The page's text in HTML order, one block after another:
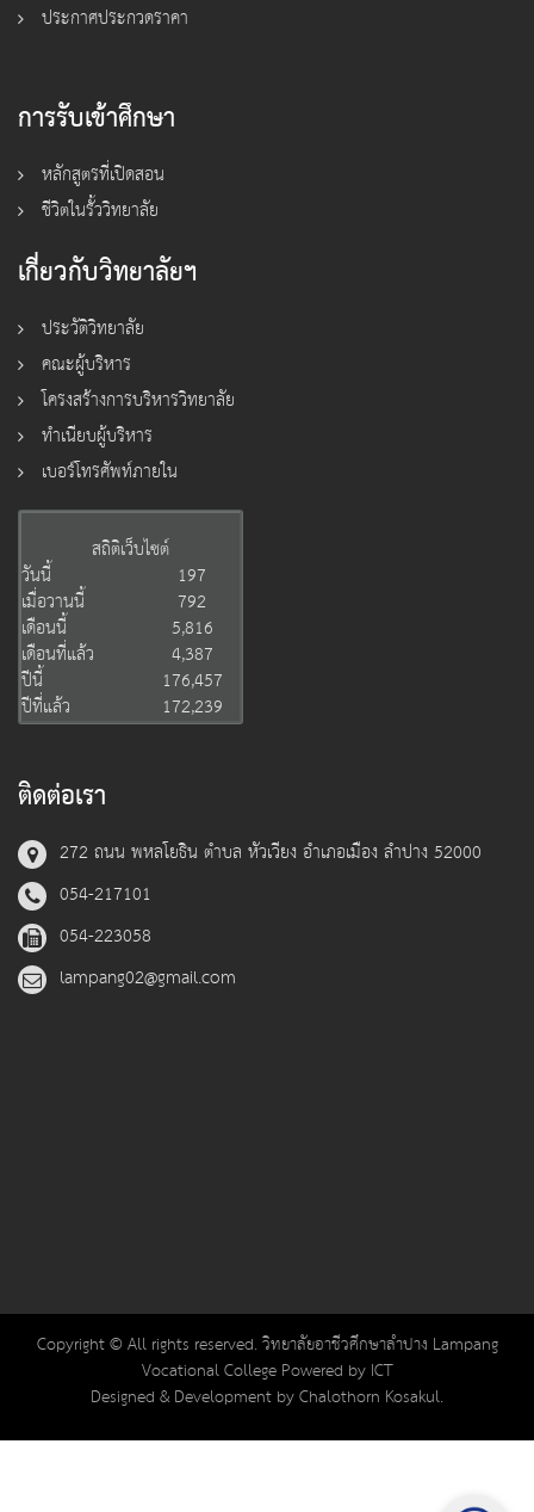
ประกาศประกวดราคา
การรับเข้าศึกษา
หลักสูตรที่เปิดสอน
ชีวิตในรั้ววิทยาลัย
เกี่ยวกับวิทยาลัยฯ
ประวัติวิทยาลัย
คณะผู้บริหาร
โครงสร้างการบริหารวิทยาลัย
ทำเนียบผู้บริหาร
เบอร์โทรศัพท์ภายใน
สถิติเว็บไซต์
วันนี้
197
เมื่อวานนี้
792
เดือนนี้
5,816
เดือนที่แล้ว
4,387
ปีนี้
176,457
ปีที่แล้ว
172,239
ติดต่อเรา
272 ถนน พหลโยธิน ตำบล หัวเวียง อำเภอเมือง ลำปาง 52000
054-217101
054-223058
lampang02@gmail.com
Copyright © All rights reserved. วิทยาลัยอาชีวศึกษาลำปาง Lampang
Vocational College Powered by ICT
Designed & Development by Chalothorn Kosakul.